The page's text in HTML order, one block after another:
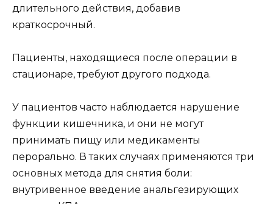
длительного действия, добавив
краткосрочный.
Пациенты, находящиеся после операции в
стационаре, требуют другого подхода.
У пациентов часто наблюдается нарушение
функции кишечника, и они не могут
принимать пищу или медикаменты
перорально. В таких случаях применяются три
основных метода для снятия боли:
внутривенное введение анальгезирующих